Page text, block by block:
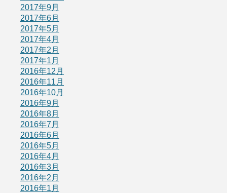
2017年9月
2017年6月
2017年5月
2017年4月
2017年2月
2017年1月
2016年12月
2016年11月
2016年10月
2016年9月
2016年8月
2016年7月
2016年6月
2016年5月
2016年4月
2016年3月
2016年2月
2016年1月